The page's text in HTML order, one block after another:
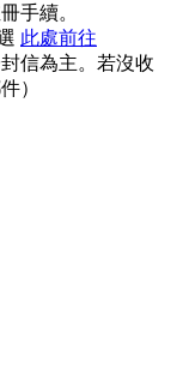
手續。
此處前往
信為主。若沒收
）